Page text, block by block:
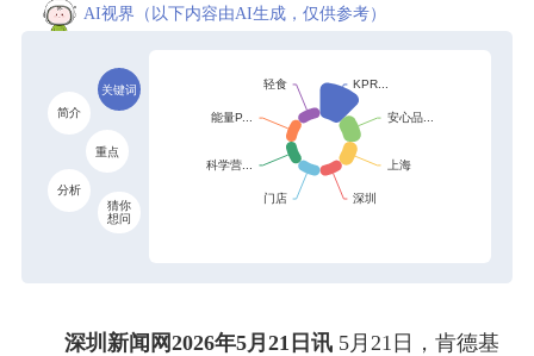
AI视界 （以下内容由AI生成，仅供参考）
关键词
简介
重点
分析
猜你
想问
深圳新闻网2026年5月21日讯5月21日，肯德基